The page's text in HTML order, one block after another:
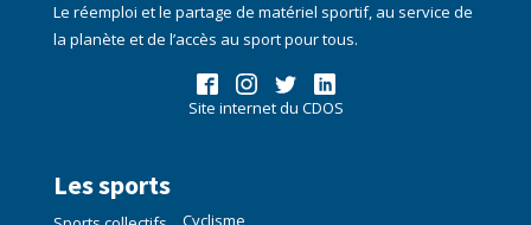
Le réemploi et le partage de matériel sportif, au service de
la planète et de l’accès au sport pour tous.
Site internet du CDOS
Les sports
Cyclisme